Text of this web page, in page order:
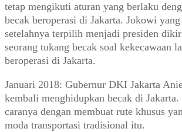
tetap mengikuti aturan yang berlaku
becak beroperasi di Jakarta. Jokowi
setelahnya terpilih menjadi presiden
seorang tukang becak soal kekecawaan
beroperasi di Jakarta.
Januari 2018: Gubernur DKI Jakarta
kembali menghidupkan becak di Jakarta.
caranya dengan membuat rute khusus
moda transportasi tradisional itu.